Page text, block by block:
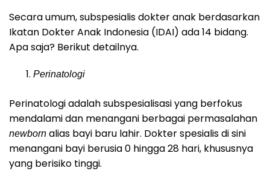
Secara umum, subspesialis dokter anak berdasarkan
Ikatan Dokter Anak Indonesia (IDAI) ada 14 bidang.
Apa saja? Berikut detailnya.
Perinatologi
Perinatologi adalah subspesialisasi yang berfokus
mendalami dan menangani berbagai permasalahan
newborn alias bayi baru lahir. Dokter spesialis di sini
menangani bayi berusia 0 hingga 28 hari, khususnya
yang berisiko tinggi.